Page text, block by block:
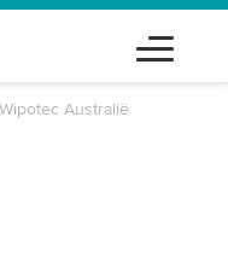
Wipotec Australië